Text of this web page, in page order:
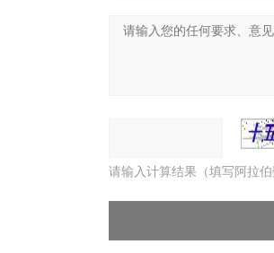
请输入计算结果（填写阿拉